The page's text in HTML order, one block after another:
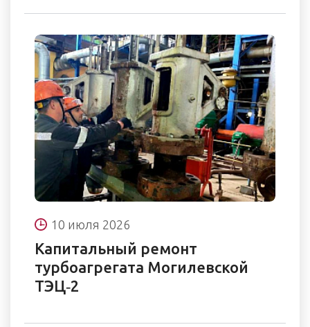
10 июля 2026
Капитальный ремонт
турбоагрегата Могилевской
ТЭЦ‑2